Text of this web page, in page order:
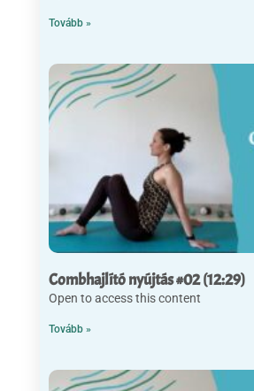
Tovább »
Combhajlító nyújtás #02 (12:29)
Open to access this content
Tovább »